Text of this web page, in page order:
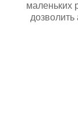
маленьких
дозволить